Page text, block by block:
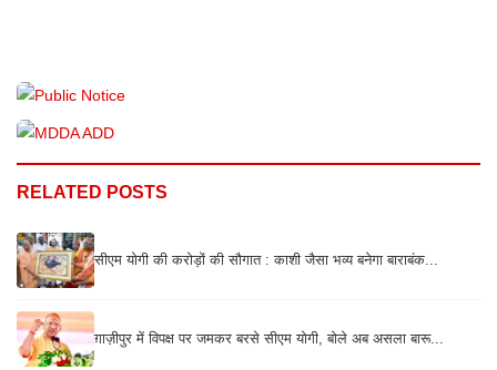
RELATED POSTS
सीएम योगी की करोड़ों की सौगात : काशी जैसा भव्य बनेगा बाराबंक...
ग़ाज़ीपुर में विपक्ष पर जमकर बरसे सीएम योगी, बोले अब असला बारू...